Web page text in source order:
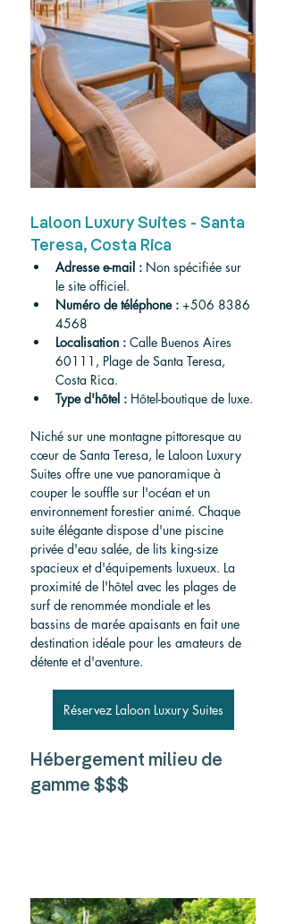
Laloon Luxury Suites - Santa
Teresa, Costa Rica
Adresse e-mail : Non spécifiée sur
le site officiel.
Numéro de téléphone : +506 8386
4568
Localisation : Calle Buenos Aires
60111, Plage de Santa Teresa,
Costa Rica.
Type d'hôtel : Hôtel-boutique de luxe.
Niché sur une montagne pittoresque au
cœur de Santa Teresa, le Laloon Luxury
Suites offre une vue panoramique à
couper le souffle sur l'océan et un
environnement forestier animé. Chaque
suite élégante dispose d'une piscine
privée d'eau salée, de lits king-size
spacieux et d'équipements luxueux. La
proximité de l'hôtel avec les plages de
surf de renommée mondiale et les
bassins de marée apaisants en fait une
destination idéale pour les amateurs de
détente et d'aventure.
Réservez Laloon Luxury Suites
Hébergement milieu de
gamme $$$